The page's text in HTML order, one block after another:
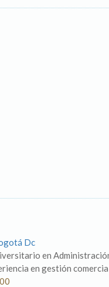
Dc
en
en gestión